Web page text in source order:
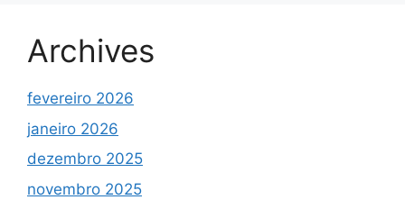
Archives
fevereiro 2026
janeiro 2026
dezembro 2025
novembro 2025